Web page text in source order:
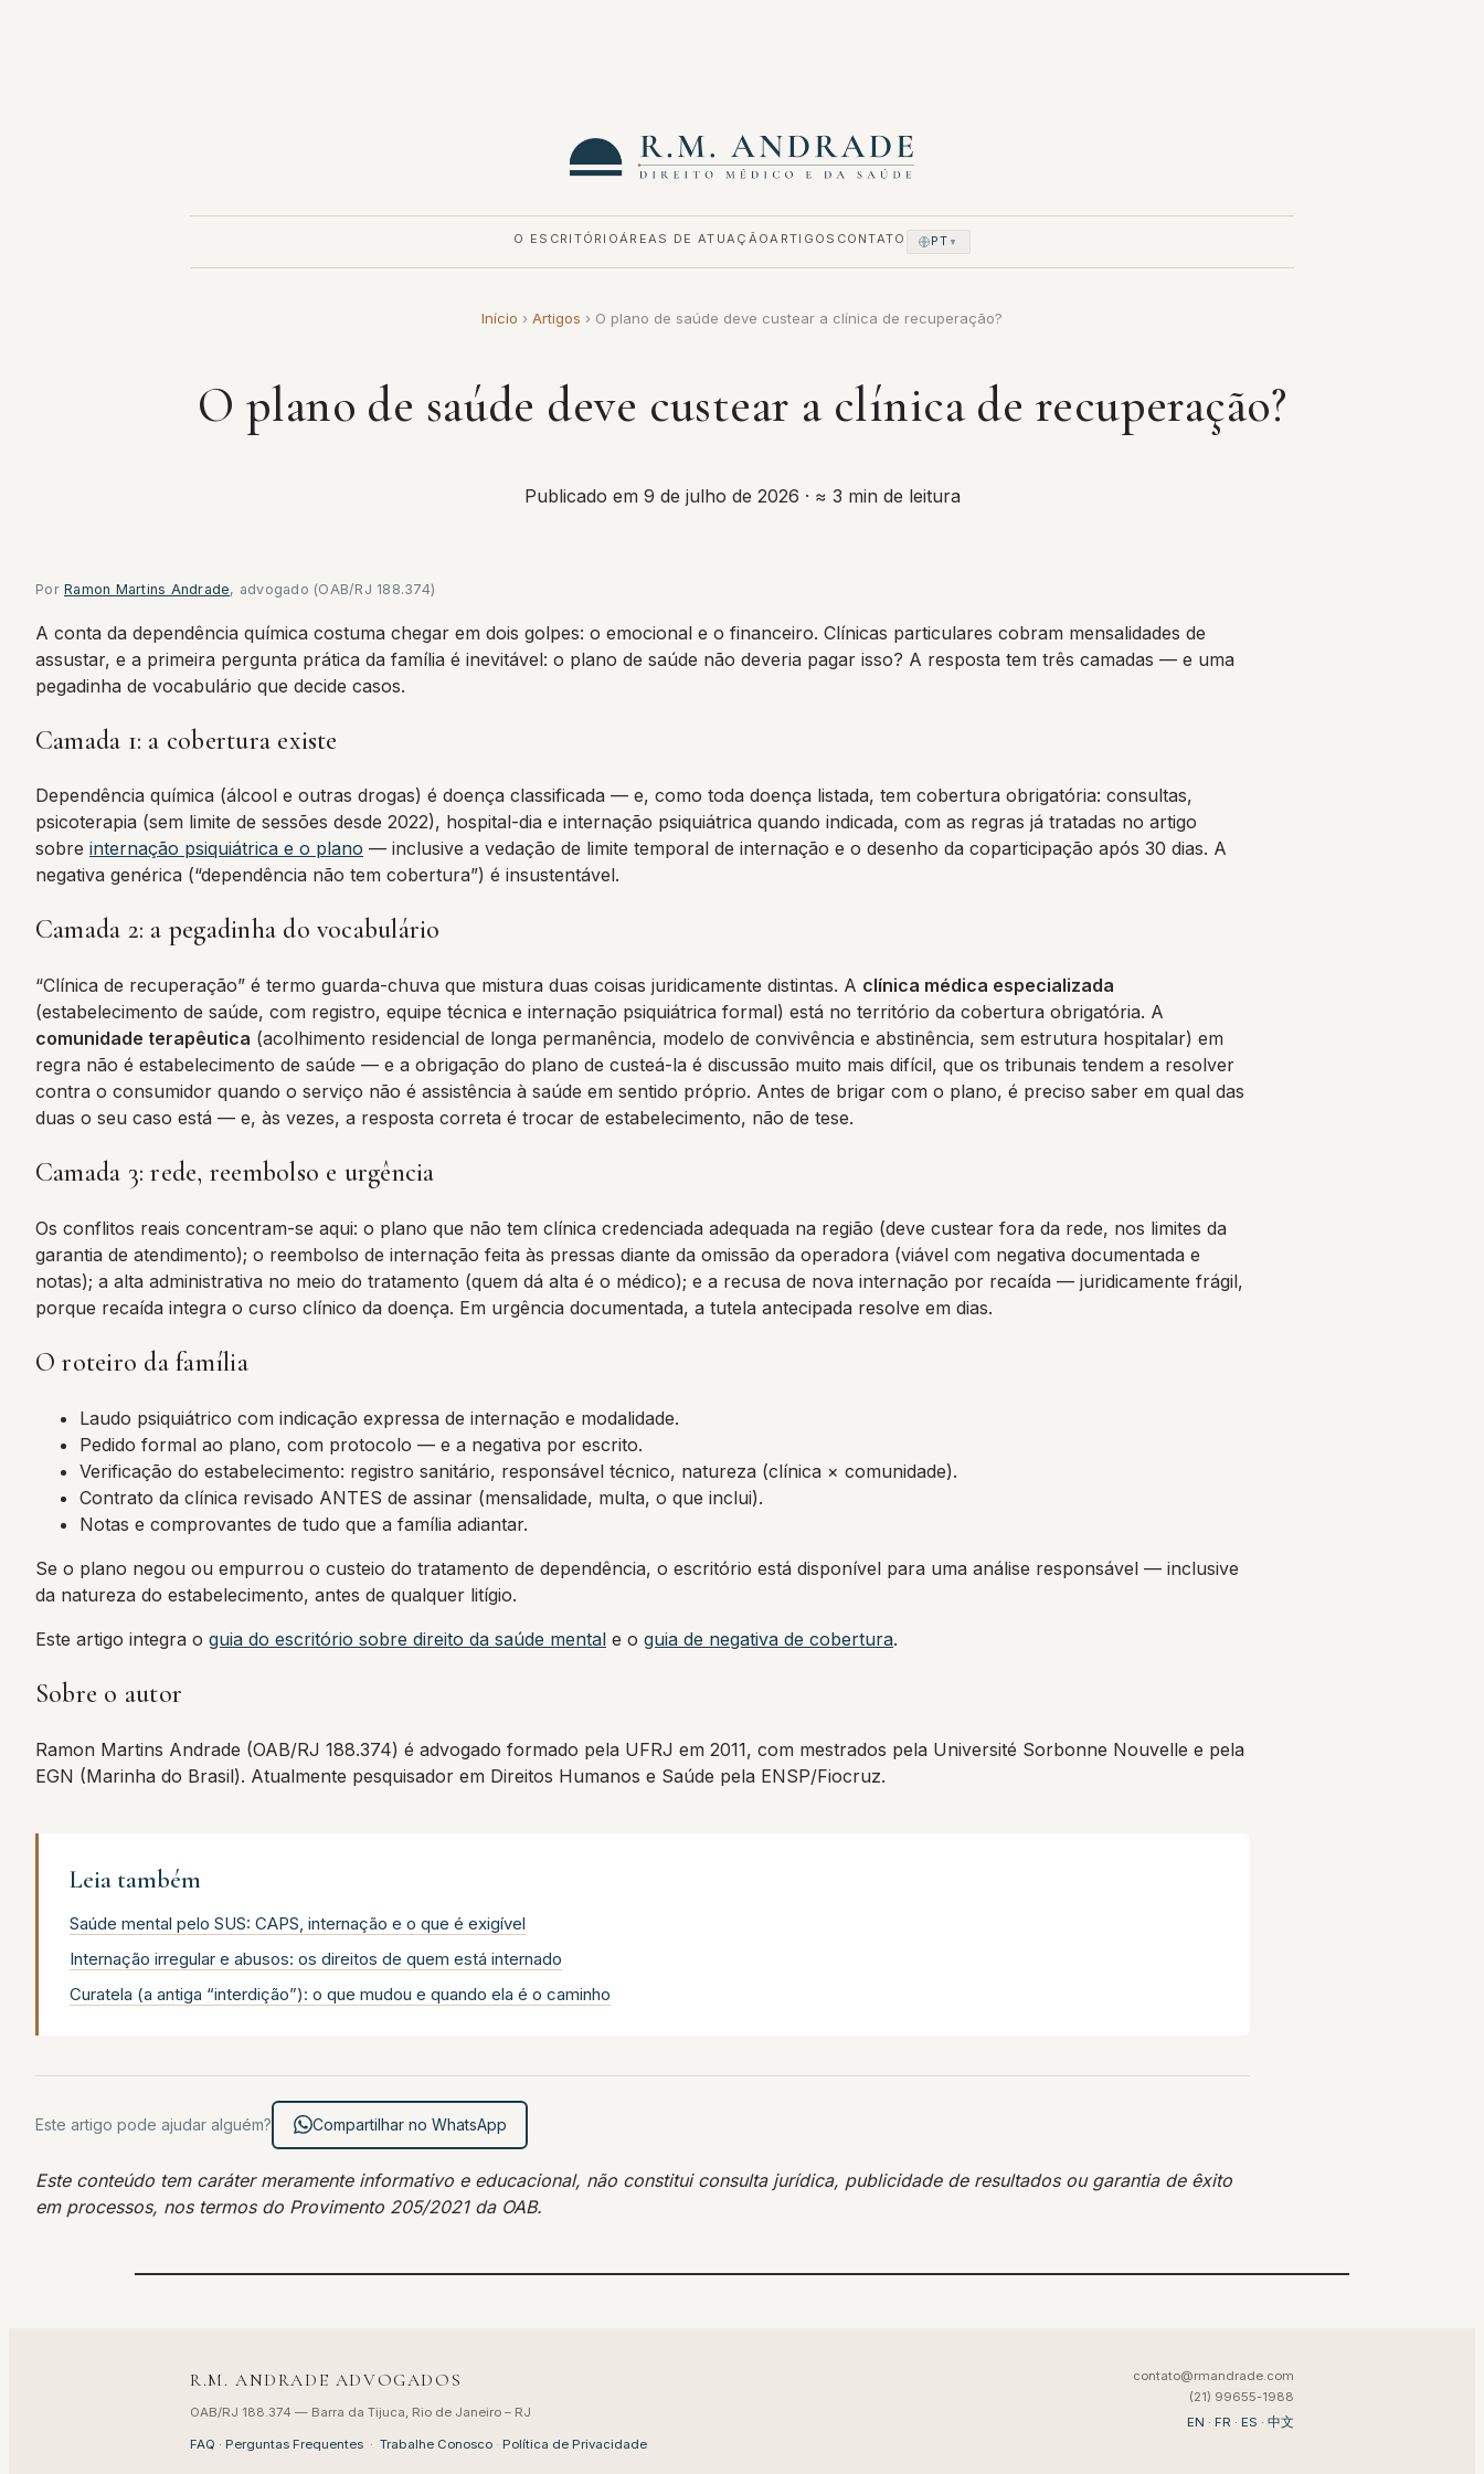
O ESCRITÓRIOÁREAS DE ATUAÇÃOARTIGOS CONTATO PT ▼
Início › Artigos › O plano de saúde deve custear a clínica de recuperação?
O plano de saúde deve custear a clínica de recuperação?
Publicado em 9 de julho de 2026 · ≈ 3 min de leitura
Por Ramon Martins Andrade, advogado (OAB/RJ 188.374)
A conta da dependência química costuma chegar em dois golpes: o emocional e o financeiro. Clínicas particulares cobram mensalidades de
assustar, e a primeira pergunta prática da família é inevitável: o plano de saúde não deveria pagar isso? A resposta tem três camadas — e uma
pegadinha de vocabulário que decide casos.
Camada 1: a cobertura existe
Dependência química (álcool e outras drogas) é doença classificada — e, como toda doença listada, tem cobertura obrigatória: consultas,
psicoterapia (sem limite de sessões desde 2022), hospital-dia e internação psiquiátrica quando indicada, com as regras já tratadas no artigo
sobre internação psiquiátrica e o plano — inclusive a vedação de limite temporal de internação e o desenho da coparticipação após 30 dias. A
negativa genérica (“dependência não tem cobertura”) é insustentável.
Camada 2: a pegadinha do vocabulário
“Clínica de recuperação” é termo guarda-chuva que mistura duas coisas juridicamente distintas. A clínica médica especializada
(estabelecimento de saúde, com registro, equipe técnica e internação psiquiátrica formal) está no território da cobertura obrigatória. A
comunidade terapêutica (acolhimento residencial de longa permanência, modelo de convivência e abstinência, sem estrutura hospitalar) em
regra não é estabelecimento de saúde — e a obrigação do plano de custeá-la é discussão muito mais difícil, que os tribunais tendem a resolver
contra o consumidor quando o serviço não é assistência à saúde em sentido próprio. Antes de brigar com o plano, é preciso saber em qual das
duas o seu caso está — e, às vezes, a resposta correta é trocar de estabelecimento, não de tese.
Camada 3: rede, reembolso e urgência
Os conflitos reais concentram-se aqui: o plano que não tem clínica credenciada adequada na região (deve custear fora da rede, nos limites da
garantia de atendimento); o reembolso de internação feita às pressas diante da omissão da operadora (viável com negativa documentada e
notas); a alta administrativa no meio do tratamento (quem dá alta é o médico); e a recusa de nova internação por recaída — juridicamente frágil,
porque recaída integra o curso clínico da doença. Em urgência documentada, a tutela antecipada resolve em dias.
O roteiro da família
Laudo psiquiátrico com indicação expressa de internação e modalidade.
Pedido formal ao plano, com protocolo — e a negativa por escrito.
Verificação do estabelecimento: registro sanitário, responsável técnico, natureza (clínica × comunidade).
Contrato da clínica revisado ANTES de assinar (mensalidade, multa, o que inclui).
Notas e comprovantes de tudo que a família adiantar.
Se o plano negou ou empurrou o custeio do tratamento de dependência, o escritório está disponível para uma análise responsável — inclusive
da natureza do estabelecimento, antes de qualquer litígio.
Este artigo integra o guia do escritório sobre direito da saúde mental e o guia de negativa de cobertura.
Sobre o autor
Ramon Martins Andrade (OAB/RJ 188.374) é advogado formado pela UFRJ em 2011, com mestrados pela Université Sorbonne Nouvelle e pela
EGN (Marinha do Brasil). Atualmente pesquisador em Direitos Humanos e Saúde pela ENSP/Fiocruz.
Leia também
Saúde mental pelo SUS: CAPS, internação e o que é exigível
Internação irregular e abusos: os direitos de quem está internado
Curatela (a antiga “interdição”): o que mudou e quando ela é o caminho
Este artigo pode ajudar alguém? Compartilhar no WhatsApp
Este conteúdo tem caráter meramente informativo e educacional, não constitui consulta jurídica, publicidade de resultados ou garantia de êxito
em processos, nos termos do Provimento 205/2021 da OAB.
R.M. ANDRADE ADVOGADOS
OAB/RJ 188.374 — Barra da Tijuca, Rio de Janeiro – RJ
FAQ · Perguntas Frequentes · Trabalhe Conosco · Política de Privacidade
contato@rmandrade.com
(21) 99655-1988
EN · FR · ES · 中文